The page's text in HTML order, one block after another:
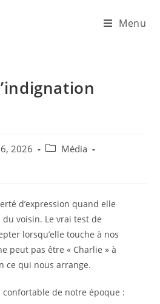
Menu
2026
Média
d’expression quand elle
voisin. Le vrai test de
lorsqu’elle touche à nos
peut pas être « Charlie » à
ce qui nous arrange.
confortable de notre époque :